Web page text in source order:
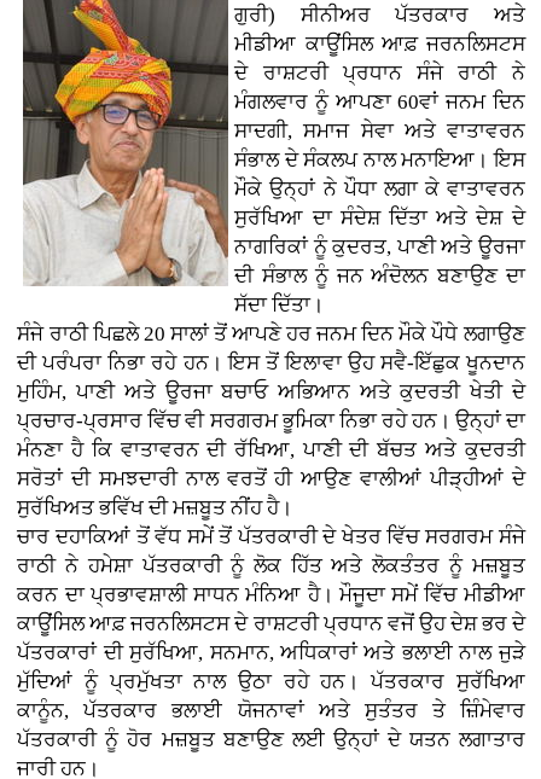
ਗੁਰੀ)ਸੀਨੀਅਰ ਪੱਤਰਕਾਰ ਅਤੇ
ਮੀਡੀਆ ਕਾਊਂਸਿਲ ਆਫ਼ ਜਰਨਲਿਸਟਸ
ਦੇ ਰਾਸ਼ਟਰੀ ਪ੍ਰਧਾਨ ਸੰਜੇ ਰਾਠੀ ਨੇ
ਮੰਗਲਵਾਰ ਨੂੰ ਆਪਣਾ 60ਵਾਂ ਜਨਮ ਦਿਨ
ਸਾਦਗੀ, ਸਮਾਜ ਸੇਵਾ ਅਤੇ ਵਾਤਾਵਰਨ
ਸੰਭਾਲ ਦੇ ਸੰਕਲਪ ਨਾਲ ਮਨਾਇਆ। ਇਸ
ਮੌਕੇ ਉਨ੍ਹਾਂ ਨੇ ਪੌਧਾ ਲਗਾ ਕੇ ਵਾਤਾਵਰਨ
ਸੁਰੱਖਿਆ ਦਾ ਸੰਦੇਸ਼ ਦਿੱਤਾ ਅਤੇ ਦੇਸ਼ ਦੇ
ਨਾਗਰਿਕਾਂ ਨੂੰ ਕੁਦਰਤ, ਪਾਣੀ ਅਤੇ ਊਰਜਾ
ਦੀ ਸੰਭਾਲ ਨੂੰ ਜਨ ਅੰਦੋਲਨ ਬਣਾਉਣ ਦਾ
ਸੱਦਾ ਦਿੱਤਾ।
ਸੰਜੇ ਰਾਠੀ ਪਿਛਲੇ 20 ਸਾਲਾਂ ਤੋਂ ਆਪਣੇ ਹਰ ਜਨਮ ਦਿਨ ਮੌਕੇ ਪੌਧੇ ਲਗਾਉਣ
ਦੀ ਪਰੰਪਰਾ ਨਿਭਾ ਰਹੇ ਹਨ। ਇਸ ਤੋਂ ਇਲਾਵਾ ਉਹ ਸਵੈ-ਇੱਛੁਕ ਖੂਨਦਾਨ
ਮੁਹਿੰਮ, ਪਾਣੀ ਅਤੇ ਊਰਜਾ ਬਚਾਓ ਅਭਿਆਨ ਅਤੇ ਕੁਦਰਤੀ ਖੇਤੀ ਦੇ
ਪ੍ਰਚਾਰ-ਪ੍ਰਸਾਰ ਵਿੱਚ ਵੀ ਸਰਗਰਮ ਭੂਮਿਕਾ ਨਿਭਾ ਰਹੇ ਹਨ। ਉਨ੍ਹਾਂ ਦਾ
ਮੰਨਣਾ ਹੈ ਕਿ ਵਾਤਾਵਰਨ ਦੀ ਰੱਖਿਆ, ਪਾਣੀ ਦੀ ਬੱਚਤ ਅਤੇ ਕੁਦਰਤੀ
ਸਰੋਤਾਂ ਦੀ ਸਮਝਦਾਰੀ ਨਾਲ ਵਰਤੋਂ ਹੀ ਆਉਣ ਵਾਲੀਆਂ ਪੀੜ੍ਹੀਆਂ ਦੇ
ਸੁਰੱਖਿਅਤ ਭਵਿੱਖ ਦੀ ਮਜ਼ਬੂਤ ਨੀਂਹ ਹੈ।
ਚਾਰ ਦਹਾਕਿਆਂ ਤੋਂ ਵੱਧ ਸਮੇਂ ਤੋਂ ਪੱਤਰਕਾਰੀ ਦੇ ਖੇਤਰ ਵਿੱਚ ਸਰਗਰਮ ਸੰਜੇ
ਰਾਠੀ ਨੇ ਹਮੇਸ਼ਾ ਪੱਤਰਕਾਰੀ ਨੂੰ ਲੋਕ ਹਿੱਤ ਅਤੇ ਲੋਕਤੰਤਰ ਨੂੰ ਮਜ਼ਬੂਤ
ਕਰਨ ਦਾ ਪ੍ਰਭਾਵਸ਼ਾਲੀ ਸਾਧਨ ਮੰਨਿਆ ਹੈ। ਮੌਜੂਦਾ ਸਮੇਂ ਵਿੱਚ ਮੀਡੀਆ
ਕਾਊਂਸਿਲ ਆਫ਼ ਜਰਨਲਿਸਟਸ ਦੇ ਰਾਸ਼ਟਰੀ ਪ੍ਰਧਾਨ ਵਜੋਂ ਉਹ ਦੇਸ਼ ਭਰ ਦੇ
ਪੱਤਰਕਾਰਾਂ ਦੀ ਸੁਰੱਖਿਆ, ਸਨਮਾਨ, ਅਧਿਕਾਰਾਂ ਅਤੇ ਭਲਾਈ ਨਾਲ ਜੁੜੇ
ਮੁੱਦਿਆਂ ਨੂੰ ਪ੍ਰਮੁੱਖਤਾ ਨਾਲ ਉਠਾ ਰਹੇ ਹਨ। ਪੱਤਰਕਾਰ ਸੁਰੱਖਿਆ
ਕਾਨੂੰਨ, ਪੱਤਰਕਾਰ ਭਲਾਈ ਯੋਜਨਾਵਾਂ ਅਤੇ ਸੁਤੰਤਰ ਤੇ ਜ਼ਿੰਮੇਵਾਰ
ਪੱਤਰਕਾਰੀ ਨੂੰ ਹੋਰ ਮਜ਼ਬੂਤ ਬਣਾਉਣ ਲਈ ਉਨ੍ਹਾਂ ਦੇ ਯਤਨ ਲਗਾਤਾਰ
ਜਾਰੀ ਹਨ।